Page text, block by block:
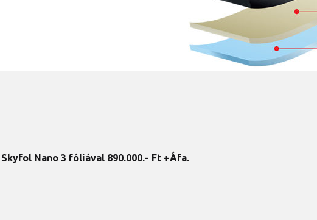
Nano 3 fóliával 890.000.- Ft +Áfa.